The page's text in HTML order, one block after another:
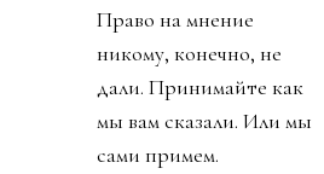
Право на мнение
никому, конечно, не
дали. Принимайте как
мы вам сказали. Или мы
сами примем.